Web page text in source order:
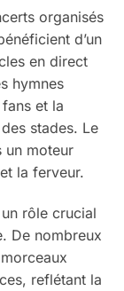
organisés
d’un
en direct
hymnes
et la
stades. Le
un moteur
la ferveur.
rôle crucial
De nombreux
reflétant la